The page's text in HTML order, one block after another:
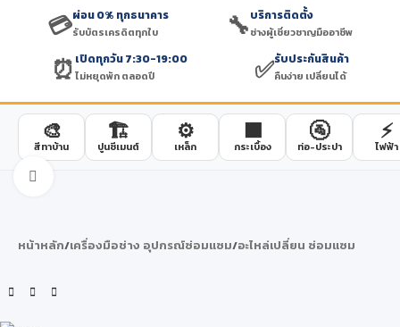
💳ผ่อน 0% ทุกธนาคาร
รับบัตรเครดิตทุกใบ 🔧บริการติดตั้ง
ช่างผู้เชี่ยวชาญมืออาชีพ
⏰ เปิดทุกวัน 7:30-19:00
ไม่หยุดพัก ตลอดปี ✅รับประกันสินค้า
คืนง่าย เปลี่ยนได้
🎨
สีทาบ้าน
🏗️
ปูนซีเมนต์
⚙️
เหล็ก
🟫
กระเบื้อง
🚰
ท่อ-ประปา
⚡
ไฟฟ้า
Click to enlarge
หน้าหลัก/เครื่องมือช่าง อุปกรณ์ซ่อมแซม/อะไหล่เปลี่ยน ซ่อมแซม